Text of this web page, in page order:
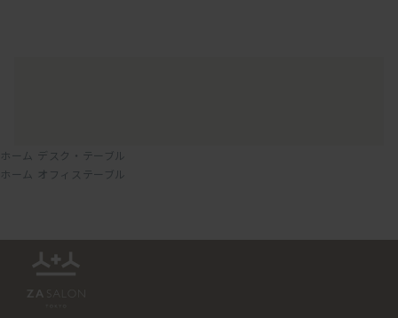
ホーム デスク・テーブル
ホーム
オフィステーブル